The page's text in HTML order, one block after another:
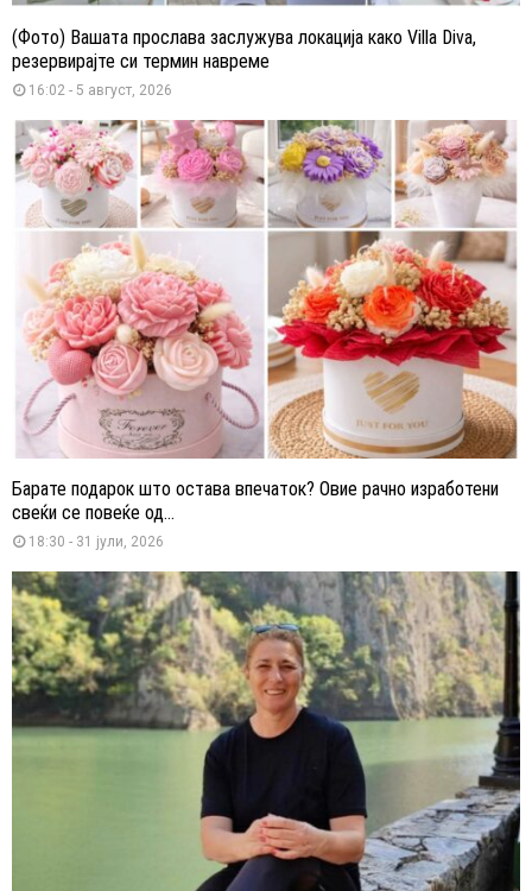
(Фото) Вашата прослава заслужува локација како Villa Diva,
резервирајте си термин навреме
16:02 - 5 август, 2026
Барате подарок што остава впечаток? Овие рачно изработени
свеќи се повеќе од...
18:30 - 31 јули, 2026